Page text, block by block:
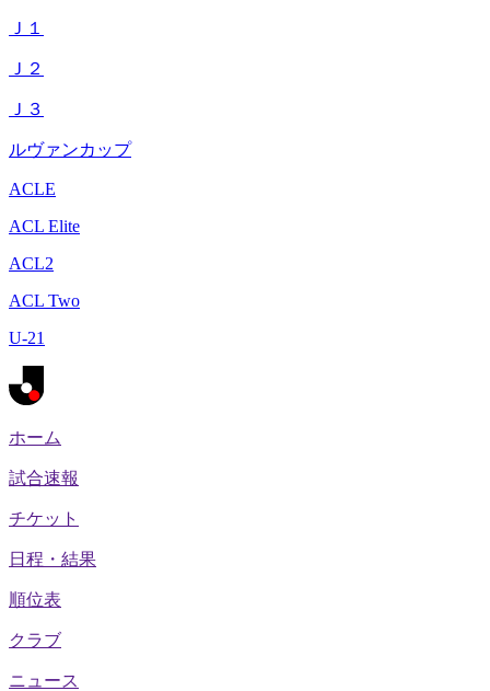
Ｊ１
Ｊ２
Ｊ３
ルヴァンカップ
ACLE
ACL Elite
ACL2
ACL Two
U-21
ホーム
試合速報
チケット
日程・結果
順位表
クラブ
ニュース